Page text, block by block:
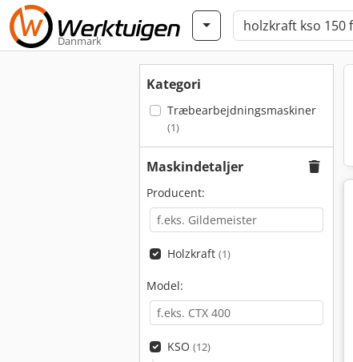
Danmark
Kategori
Træbearbejdningsmaskiner
(1)
Maskindetaljer
Producent:
Holzkraft (1)
Model:
KSO (12)